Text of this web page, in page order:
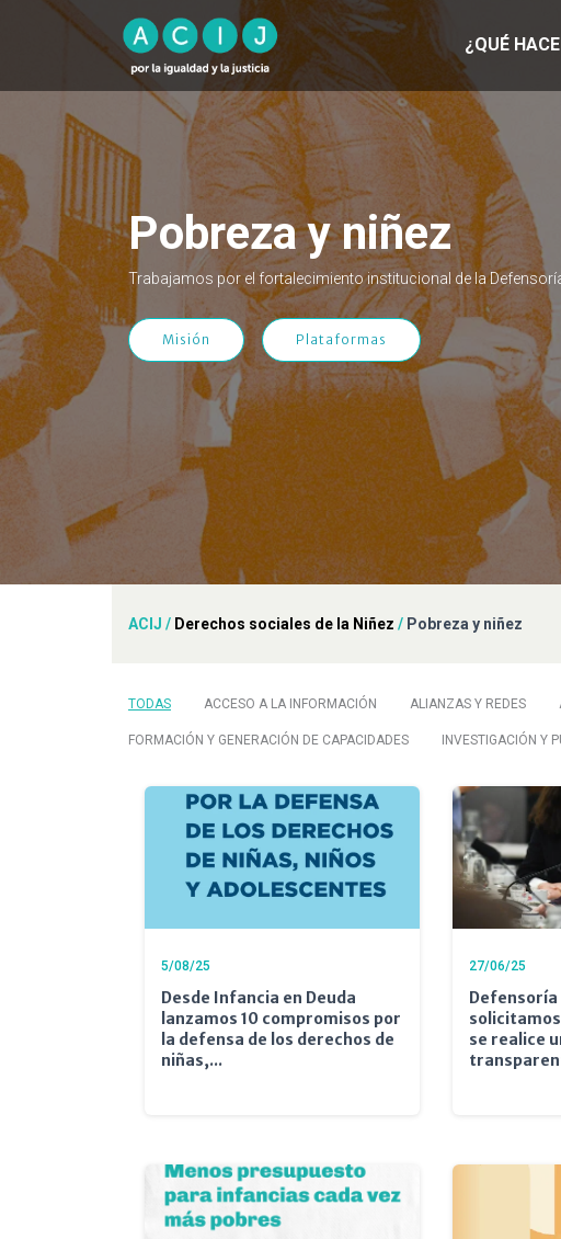
¿QUÉ
Pobreza y niñez
Trabajamos por el fortalecimiento institucional de la
Misión Plataformas
ACIJ / Derechos sociales de la Niñez / Pobreza y niñez
TODAS ACCESO A LA INFORMACIÓN ALIANZAS Y REDES
FORMACIÓN Y GENERACIÓN DE CAPACIDADES INVESTIGACIÓN Y
5/08/25
Desde Infancia en Deuda
lanzamos 10 compromisos por
la defensa de los derechos de
niñas,...
27/06/25
Defensoría
se realice